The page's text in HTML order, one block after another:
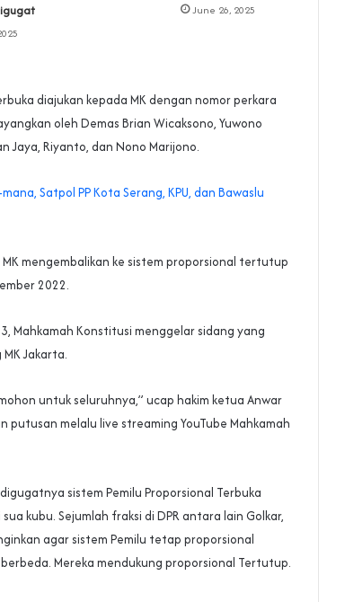
June 26, 2025
diajukan kepada MK dengan nomor perkara
oleh Demas Brian Wicaksono, Yuwono
Jaya, Riyanto, dan Nono Marijono.
Satpol PP Kota Serang, KPU, dan Bawaslu
mengembalikan ke sistem proporsional tertutup
2022.
Mahkamah Konstitusi menggelar sidang yang
Jakarta.
untuk seluruhnya,” ucap hakim ketua Anwar
putusan melalu live streaming YouTube Mahkamah
sistem Pemilu Proporsional Terbuka
kubu. Sejumlah fraksi di DPR antara lain Golkar,
agar sistem Pemilu tetap proporsional
berbeda. Mereka mendukung proporsional Tertutup.